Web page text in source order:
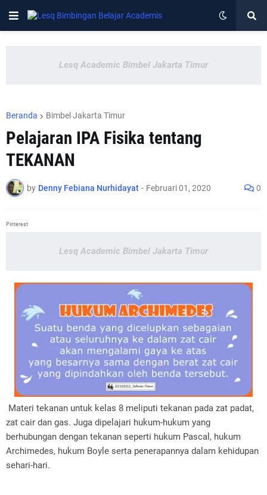
Lesq Academic Bimbel Jakarta Timur
Beranda Bimbel Jakarta Timur
Pelajaran IPA Fisika tentang
TEKANAN
by Denny Febiana Nurhidayat - Februari 01, 2020 0
Pinterest
Lesq Academic Bimbel Jakarta Timur
Materi tekanan untuk kelas 8 meliputi tekanan pada zat padat,
zat cair dan gas. Juga dipelajari hukum-hukum yang
berhubungan dengan tekanan seperti hukum Pascal, hukum
Archimedes, hukum Boyle serta penerapannya dalam kehidupan
sehari-hari.